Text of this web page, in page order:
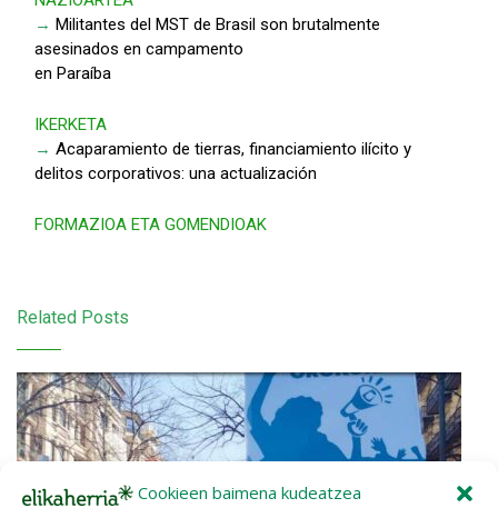
Cookieen baimena kudeatzea
→ Militantes del MST de Brasil son brutalmente
asesinados en campamento
en Paraíba
IKERKETA
→ Acaparamiento de tierras, financiamiento ilícito y
delitos corporativos: una actualización
FORMAZIOA ETA GOMENDIOAK
Related Posts